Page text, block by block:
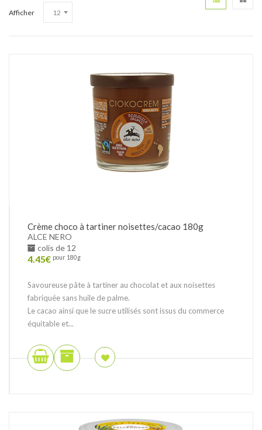
Afficher
Crème choco à tartiner noisettes/cacao 180g
ALCE NERO
colis de 12
4.45€ pour 180g
Savoureuse pâte à tartiner au chocolat et aux noisettes
fabriquée sans huile de palme.
Le cacao ainsi que le sucre utilisés sont issus du commerce
équitable et...